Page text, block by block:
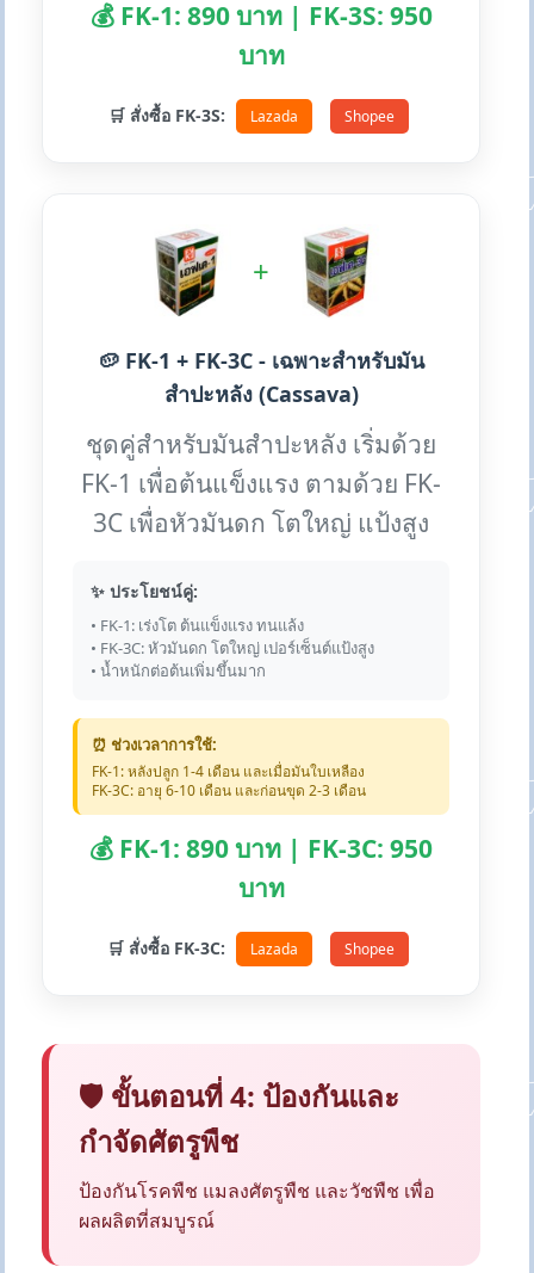
💰 FK-1: 890 บาท | FK-3S: 950
บาท
🛒 สั่งซื้อ FK-3S: Lazada Shopee
+
🥔 FK-1 + FK-3C - เฉพาะสำหรับมัน
สำปะหลัง (Cassava)
ชุดคู่สำหรับมันสำปะหลัง เริ่มด้วย
FK-1 เพื่อต้นแข็งแรง ตามด้วย FK-
3C เพื่อหัวมันดก โตใหญ่ แป้งสูง
✨ ประโยชน์คู่:
• FK-1: เร่งโต ต้นแข็งแรง ทนแล้ง
• FK-3C: หัวมันดก โตใหญ่ เปอร์เซ็นต์แป้งสูง
• น้ำหนักต่อต้นเพิ่มขึ้นมาก
⏰ ช่วงเวลาการใช้:
FK-1: หลังปลูก 1-4 เดือน และเมื่อมันใบเหลือง
FK-3C: อายุ 6-10 เดือน และก่อนขุด 2-3 เดือน
💰 FK-1: 890 บาท | FK-3C: 950
บาท
🛒 สั่งซื้อ FK-3C: Lazada Shopee
🛡️ ขั้นตอนที่ 4: ป้องกันและ
กำจัดศัตรูพืช
ป้องกันโรคพืช แมลงศัตรูพืช และวัชพืช เพื่อ
ผลผลิตที่สมบูรณ์